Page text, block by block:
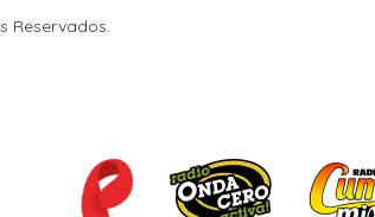
Reservados.